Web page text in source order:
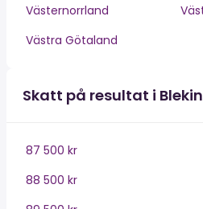
Västernorrland
Västra Götaland
Skatt på resultat i
87 500 kr
88 500 kr